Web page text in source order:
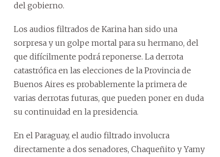
del gobierno.
Los audios filtrados de Karina han sido una
sorpresa y un golpe mortal para su hermano, del
que difícilmente podrá reponerse. La derrota
catastrófica en las elecciones de la Provincia de
Buenos Aires es probablemente la primera de
varias derrotas futuras, que pueden poner en duda
su continuidad en la presidencia.
En el Paraguay, el audio filtrado involucra
directamente a dos senadores, Chaqueñito y Yamy